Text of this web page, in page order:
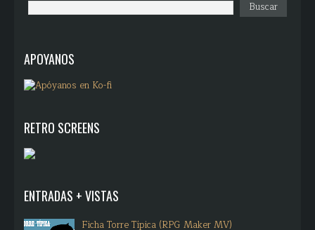
APOYANOS
RETRO SCREENS
ENTRADAS + VISTAS
Ficha Torre Típica (RPG Maker MV)